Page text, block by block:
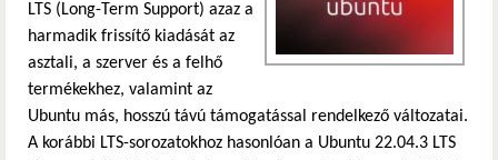
LTS (Long-Term Support) azaz a
harmadik frissítő kiadását az
asztali, a szerver és a felhő
termékekhez, valamint az
Ubuntu más, hosszú távú támogatással rendelkező változatai.
A korábbi LTS-sorozatokhoz hasonlóan a Ubuntu 22.04.3 LTS